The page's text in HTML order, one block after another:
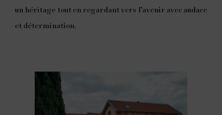
un héritage tout en regardant vers l’avenir avec audace
et détermination.